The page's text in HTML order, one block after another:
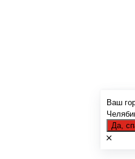
Ваш
Да,